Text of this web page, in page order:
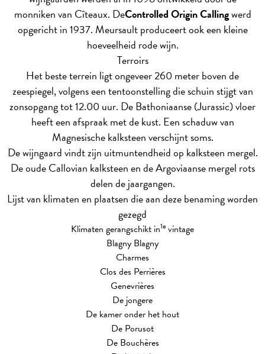
monniken van Cîteaux. DeControlled Origin Callingwerd
opgericht in 1937. Meursault produceert ook een kleine
hoeveelheid rode wijn.
Terroirs
Het beste terrein ligt ongeveer 260 meter boven de
zeespiegel, volgens een tentoonstelling die schuin stijgt van
zonsopgang tot 12.00 uur. De Bathoniaanse (Jurassic) vloer
heeft een afspraak met de kust. Een schaduw van
Magnesische kalksteen verschijnt soms.
De wijngaard vindt zijn uitmuntendheid op kalksteen mergel.
De oude Callovian kalksteen en de Argoviaanse mergel rots
delen de jaargangen.
Lijst van klimaten en plaatsen die aan deze benaming worden
gezegd
Klimaten gerangschikt in1e vintage
Blagny Blagny
Charmes
Clos des Perrières
Genevrières
De jongere
De kamer onder het hout
De Porusot
De Bouchères